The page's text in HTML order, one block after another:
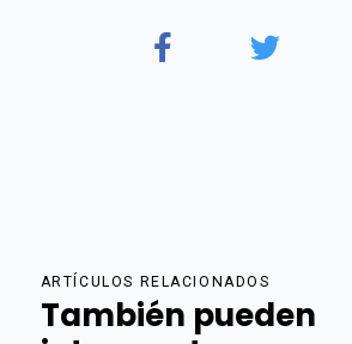
ARTÍCULOS RELACIONADOS
También pueden